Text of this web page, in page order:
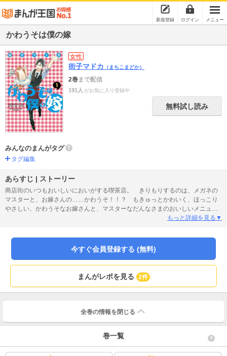
新規登録 ログイン メニュー
かわうそは僕の嫁
女性
街子マドカ （まちこまどか）
2巻まで配信
191人 がお気に入り登録中
無料試し読み
みんなのまんがタグ
タグ編集
あらすじ | ストーリー
商店街のいつもおいしいにおいがする喫茶店。 きりもりするのは、メガネの
マスターと、お嫁さんの……かわうそ！！？ もきゅっとかわいく、ほっこり
やさしい、かわうそなお嫁さんと、マスターなだんなさまのおいしいメニュー
をのぞいてみませんか？ かわうそなお嫁さんとだんなさまの、ふつーでやさ
もっと詳細を見る▼
今すぐ会員登録する (無料)
まんがレポを見る 2件
全巻の情報を 閉じる
巻一覧